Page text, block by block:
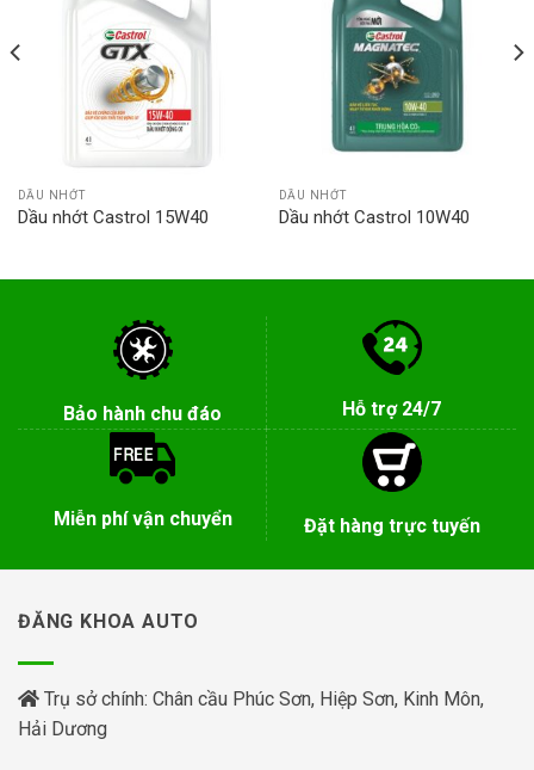
DẦU NHỚT
Dầu nhớt Castrol 15W40
DẦU NHỚT
Dầu nhớt Castrol 10W40
Bảo hành chu đáo Hỗ trợ 24/7
Miễn phí vận chuyển Đặt hàng trực tuyến
ĐĂNG KHOA AUTO
Trụ sở chính: Chân cầu Phúc Sơn, Hiệp Sơn, Kinh Môn,
Hải Dương